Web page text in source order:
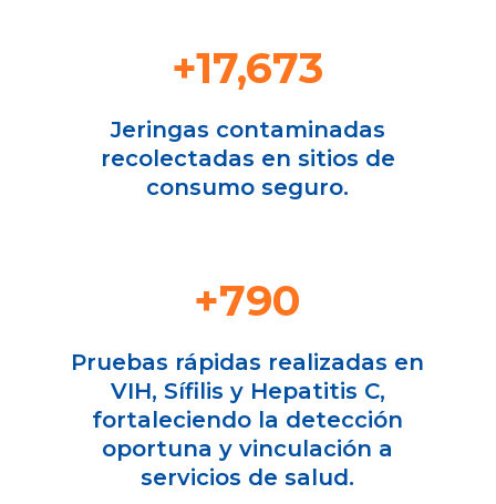
+17,673
Jeringas contaminadas
recolectadas en sitios de
consumo seguro.
+790
Pruebas rápidas realizadas en
VIH, Sífilis y Hepatitis C,
fortaleciendo la detección
oportuna y vinculación a
servicios de salud.